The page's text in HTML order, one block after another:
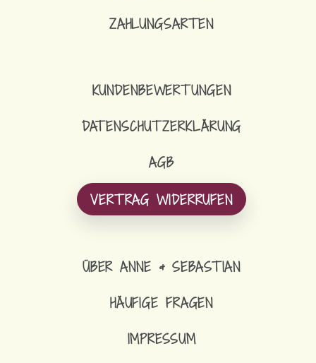
ZAHLUNGSARTEN
KUNDENBEWERTUNGEN
DATENSCHUTZERKLÄRUNG
AGB
VERTRAG WIDERRUFEN
ÜBER ANNE & SEBASTIAN
HÄUFIGE FRAGEN
IMPRESSUM